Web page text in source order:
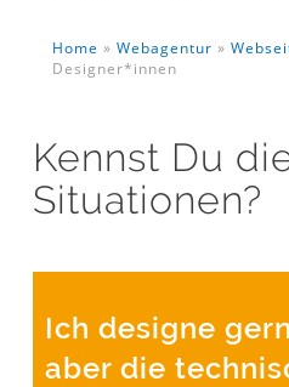
Home » Webagentur »
Designer*innen
Kennst Du
Situationen?
Ich designe
aber die